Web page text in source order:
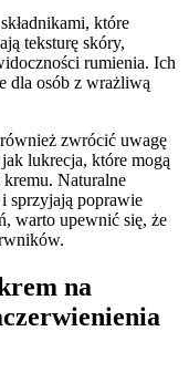
które
teksturę skóry,
rumienia. Ich
dla osób z wrażliwą
zwrócić uwagę
lukrecja, które mogą
kremu. Naturalne
sprzyjają poprawie
warto upewnić się, że
na